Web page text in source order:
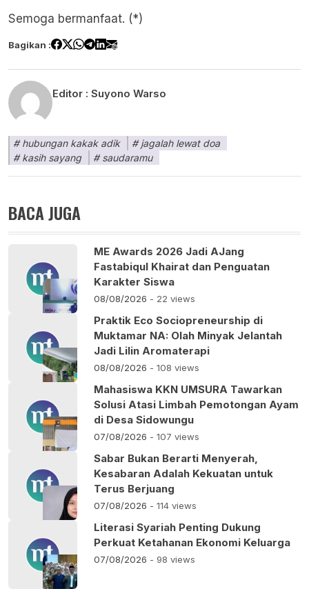
Semoga bermanfaat. (*)
Bagikan :
Editor : Suyono Warso
hubungan kakak adik
jagalah lewat doa
kasih sayang
saudaramu
BACA JUGA
ME Awards 2026 Jadi AJang
Fastabiqul Khairat dan Penguatan
Karakter Siswa
08/08/2026 - 22 views
Praktik Eco Sociopreneurship di
Muktamar NA: Olah Minyak Jelantah
Jadi Lilin Aromaterapi
08/08/2026 - 108 views
Mahasiswa KKN UMSURA Tawarkan
Solusi Atasi Limbah Pemotongan Ayam
di Desa Sidowungu
07/08/2026 - 107 views
Sabar Bukan Berarti Menyerah,
Kesabaran Adalah Kekuatan untuk
Terus Berjuang
07/08/2026 - 114 views
Literasi Syariah Penting Dukung
Perkuat Ketahanan Ekonomi Keluarga
07/08/2026 - 98 views